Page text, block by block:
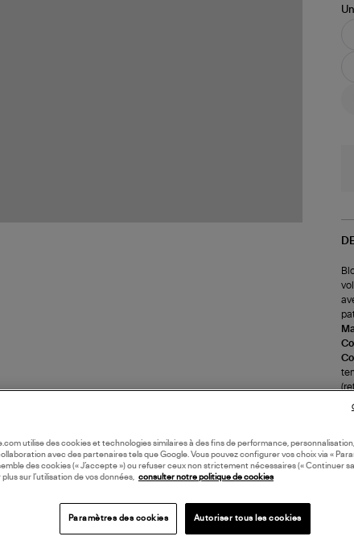
utilise des cookies et technologies similaires à des fins de performance,
avec des partenaires tels que Google. Vous pouvez configurer vos choix via «
des cookies (« J’accepte ») ou refuser ceux non strictement nécessaires (« Continuer
plus sur l’utilisation de vos données, consulter notre politique de cookies
Paramètres des cookies Autoriser tous les cookies